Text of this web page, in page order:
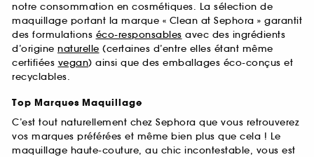
notre consommation en cosmétiques. La sélection de
maquillage portant la marque « Clean at Sephora » garantit
des formulations éco-responsables avec des ingrédients
d’origine naturelle (certaines d’entre elles étant même
certifiées vegan) ainsi que des emballages éco-conçus et
recyclables.
Top Marques Maquillage
C’est tout naturellement chez Sephora que vous retrouverez
vos marques préférées et même bien plus que cela ! Le
maquillage haute-couture, au chic incontestable, vous est